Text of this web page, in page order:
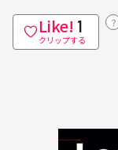
Like! 1
クリップする
？